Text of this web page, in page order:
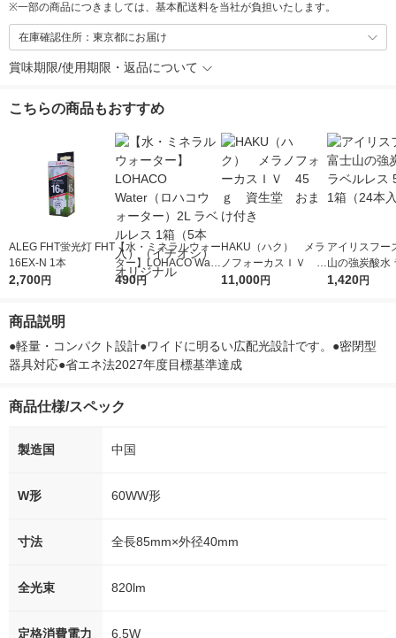
※一部の商品につきましては、基本配送料を当社が負担いたします。
在庫確認住所：東京都にお届け
賞味期限/使用期限・返品について
こちらの商品もおすすめ
ALEG FHT蛍光灯 FHT
16EX-N 1本
2,700円
【水・ミネラルウォー
ター】LOHACO Wate
r（ロハコウォータ
490円
HAKU（ハク） メラ
ノフォーカスＩＶ 4
5ｇ 資生堂 おまけ
11,000円
アイリスフー
山の強炭酸水
レス 500ml 1
1,420円
商品説明
●軽量・コンパクト設計●ワイドに明るい広配光設計です。●密閉型
器具対応●省エネ法2027年度目標基準達成
商品仕様/スペック
製造国 中国
W形 60WW形
寸法 全長85mm×外径40mm
全光束 820lm
定格消費電力 6.5W